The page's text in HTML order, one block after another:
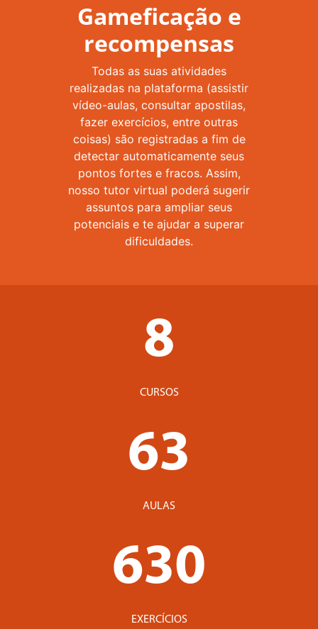
Gameficação e
recompensas
Todas as suas atividades
realizadas na plataforma (assistir
vídeo-aulas, consultar apostilas,
fazer exercícios, entre outras
coisas) são registradas a fim de
detectar automaticamente seus
pontos fortes e fracos. Assim,
nosso tutor virtual poderá sugerir
assuntos para ampliar seus
potenciais e te ajudar a superar
dificuldades.
8
CURSOS
63
AULAS
630
EXERCÍCIOS